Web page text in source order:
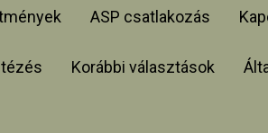
ASP csatlakozás
Korábbi választások